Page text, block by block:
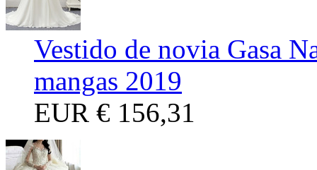
Vestido de novia Gasa
mangas 2019
EUR € 156,31